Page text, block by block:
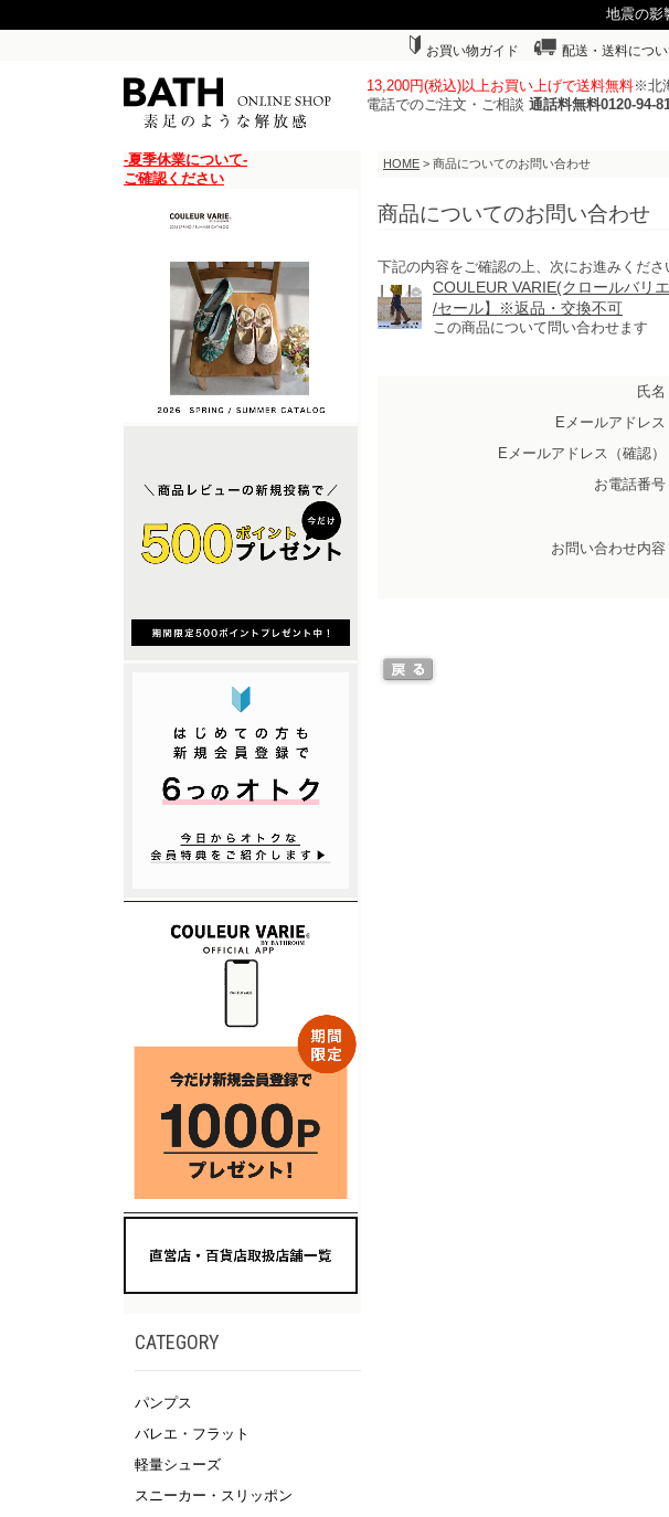
地震の影
お買い物ガイド 配送・送料につ
13,200円(税込)以上お買い上げで送料無料※北
電話でのご注文・ご相談 通話料無料0120-94-
-夏季休業について-
ご確認ください
CATEGORY
パンプス
バレエ・フラット
軽量シューズ
スニーカー・スリッポン
HOME > 商品についてのお問い合わせ
商品についてのお問い合わせ
下記の内容をご確認の上、次にお進みくださ
COULEUR VARIE(クロールバリ
/セール】※返品・交換不可
この商品について問い合わせます
氏名
Eメールアドレス
Eメールアドレス（確認）
お電話番号
お問い合わせ内容